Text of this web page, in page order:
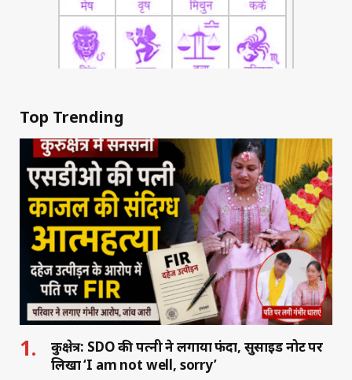
Top Trending
कुरुक्षेत्र: SDO की पत्नी ने लगाया फंदा, सुसाइड नोट पर
लिखा ‘I am not well, sorry’